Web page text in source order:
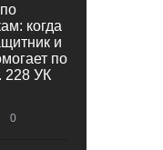
когда
и
по
228 УК
0